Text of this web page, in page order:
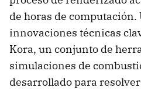
de horas de computación.
innovaciones técnicas
Kora, un conjunto de
simulaciones de
desarrollado para